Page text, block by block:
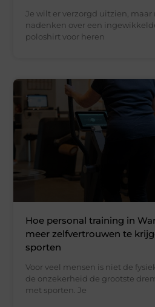
Je wilt er verzorgd uitzien, maar
nadenken over een
poloshirt voor heren
Hoe personal training in
meer zelfvertrouwen te
sporten
Voor veel mensen is niet de
de onzekerheid de grootste
met sporten. Je